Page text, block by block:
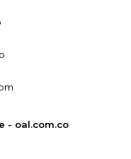
- oal.com.co